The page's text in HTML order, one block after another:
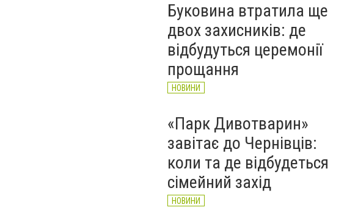
Буковина втратила ще
двох захисників: де
відбудуться церемонії
прощання
НОВИНИ
«Парк Дивотварин»
завітає до Чернівців:
коли та де відбудеться
сімейний захід
НОВИНИ